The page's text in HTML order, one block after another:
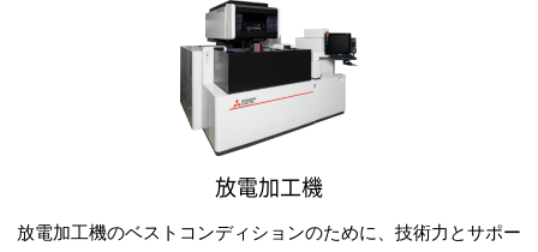
放電加工機
放電加工機のベストコンディションのために、技術力とサポー